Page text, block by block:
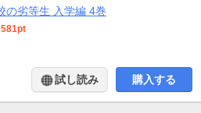
の劣等生 入学編 4巻
581pt
試し読み 購入する